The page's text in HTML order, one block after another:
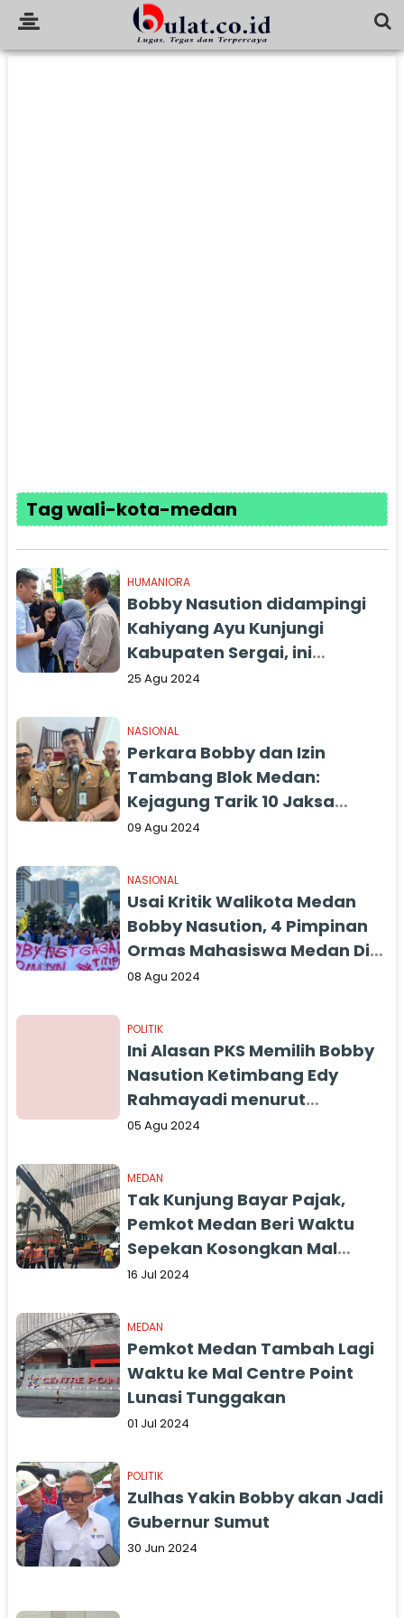
Tag wali-kota-medan
HUMANIORA
Bobby Nasution didampingi
Kahiyang Ayu Kunjungi
Kabupaten Sergai, ini
Kegiatannya
25 Agu 2024
NASIONAL
Perkara Bobby dan Izin
Tambang Blok Medan:
Kejagung Tarik 10 Jaksa
Senior dari KPK
09 Agu 2024
NASIONAL
Usai Kritik Walikota Medan
Bobby Nasution, 4 Pimpinan
Ormas Mahasiswa Medan Di
OTT Polisi, Bentuk
08 Agu 2024
POLITIK
Ini Alasan PKS Memilih Bobby
Nasution Ketimbang Edy
Rahmayadi menurut
Pengamat Politik
05 Agu 2024
MEDAN
Tak Kunjung Bayar Pajak,
Pemkot Medan Beri Waktu
Sepekan Kosongkan Mal
Centre Point
16 Jul 2024
MEDAN
Pemkot Medan Tambah Lagi
Waktu ke Mal Centre Point
Lunasi Tunggakan
01 Jul 2024
POLITIK
Zulhas Yakin Bobby akan Jadi
Gubernur Sumut
30 Jun 2024